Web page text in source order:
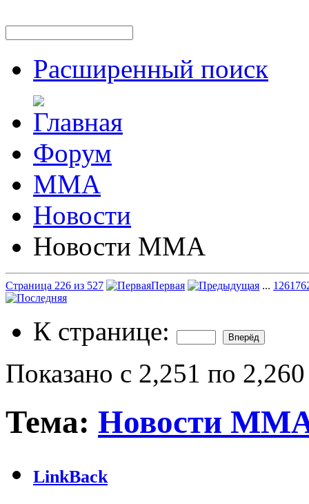
Расширенный поиск
Форум
ММА
Новости
Новости ММА
Страница 226 из 527 Первая ... 126176
К странице:
Показано с 2,251 по
Тема: Новости
LinkBack